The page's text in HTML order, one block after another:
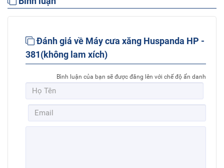
Đánh giá về Máy cưa xăng Huspanda HP -
381(không lam xích)
Bình luận của bạn sẽ được đăng lên với chế độ ẩn danh